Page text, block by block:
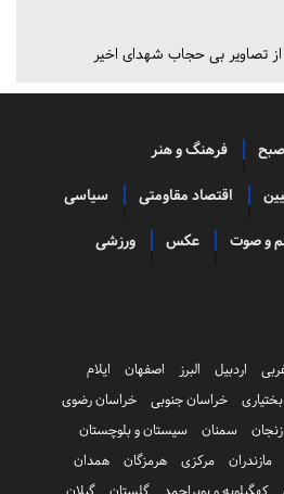
از تصاویر بی حجاب شهدای اخیر
فرهنگ و هنر
اقتصاد مقاومتی سیاسی
و صوت عکس ورزشی
اردبیل البرز اصفهان
ایلام
خراسان جنوبی
خراسان رضوی
زنجان سمنان
سیستان و بلوچستان
مازندران مرکزی هرمزگان
همدان